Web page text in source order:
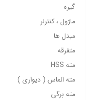
گیره
ماژول ، کنترلر
مبدل ها
متفرقه
مته HSS
مته الماس ( دیواری )
مته برگی